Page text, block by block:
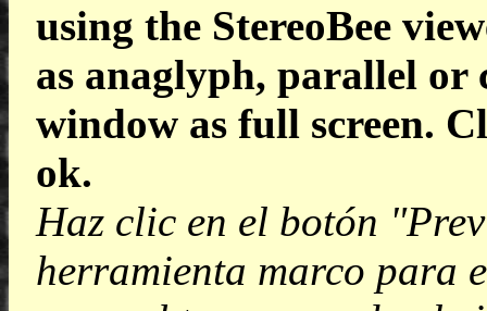
using the StereoBee
as anaglyph, parallel or
window as full screen.
ok.
Haz clic en el botón
herramienta marco para